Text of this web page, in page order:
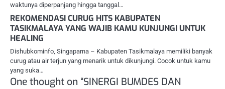
waktunya diperpanjang hingga tanggal…
REKOMENDASI CURUG HITS KABUPATEN
TASIKMALAYA YANG WAJIB KAMU KUNJUNGI UNTUK
HEALING
Dishubkominfo, Singaparna – Kabupaten Tasikmalaya memiliki banyak
curug atau air terjun yang menarik untuk dikunjungi. Cocok untuk kamu
yang suka…
One thought on “SINERGI BUMDES DAN